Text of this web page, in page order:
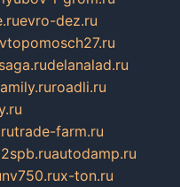
evro-dez.ru
delanalad.ru
roadli.ru
trade-farm.ru
autodamp.ru
nv750.rux-ton.ru